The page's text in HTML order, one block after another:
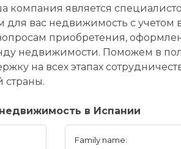
компания является
вас недвижимость с учетом
приобретения,
недвижимости. Поможем в
на всех этапах
страны.
в Испании
Family name: